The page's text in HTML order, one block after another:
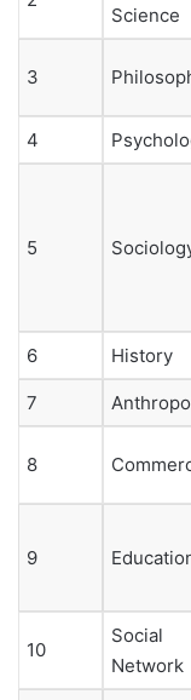
Science
3
4
5
6 History
7
8
9
10
Social
Network